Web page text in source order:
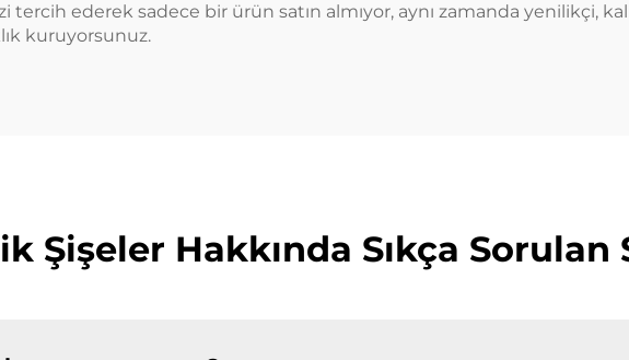
ederek sadece bir ürün satın almıyor, aynı zamanda yenilikçi,
kuruyorsunuz.
Şişeler Hakkında Sıkça Sorulan